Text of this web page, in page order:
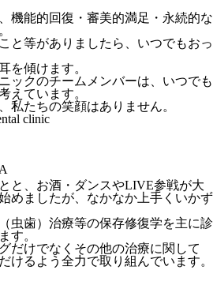
機能的回復・審美的満足・永続的な
と等がありましたら、いつでもおっ
を傾けます。
ックのチームメンバーは、いつでも
えています。
私たちの笑顔はありません。
clinic
と、お酒・ダンスやLIVE参戦が大
めましたが、なかなか上手くいかず
虫歯）治療等の保存修復学を主に診
す。
だけでなくその他の治療に関して
けるよう全力で取り組んでいます。